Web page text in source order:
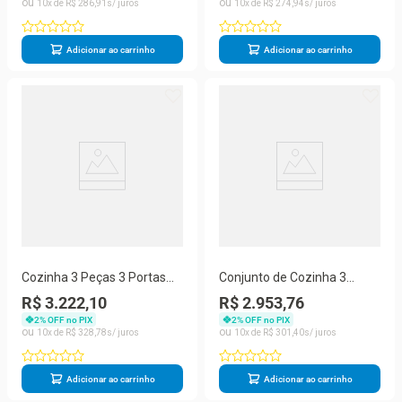
10 R$ 28691
Adicionar ao carrinho
10 R$ 274 94
Adicionar ao carrinho
Cozinha 3 Peças 3 Portas
Vidro 2 Gavetas MDF Titânio
Amoudi Móveis
R$ 3.222,10
2% OFF no PIX
10
R$ 328 78
Adicionar ao carrinho
Conjunto de Cozinha 3
Peças 3 Portas 2 Gavetas
MDF Titânio Amoudi Móveis
R$ 2.953,76
2% OFF no PIX
10
R$ 301 40
Adicionar ao carrinho